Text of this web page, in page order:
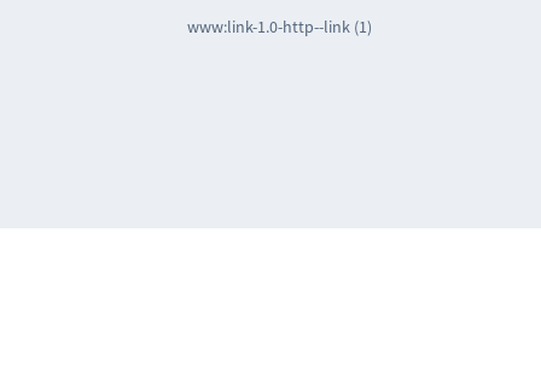
www:link-1.0-http--link (1)